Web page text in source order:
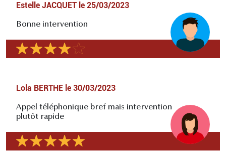
Estelle JACQUET le 25/03/2023
Bonne intervention
Lola BERTHE le 30/03/2023
Appel téléphonique bref mais intervention
plutôt rapide